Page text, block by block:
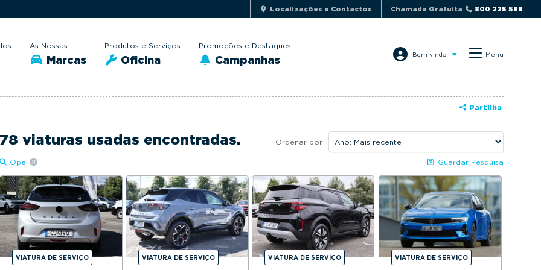
Localizações e Contactos Chamada Gratuita 800 225 588
As Nossas
Marcas
Produtos e Serviços
Oficina
Promoções e Destaques
Campanhas Bem vindo Menu
Partilha
78 viaturas usadas encontradas. Ordenar por
Opel Guardar Pesquisa
VIATURA DE SERVIÇO VIATURA DE SERVIÇO VIATURA DE SERVIÇO VIATURA DE SERVIÇO